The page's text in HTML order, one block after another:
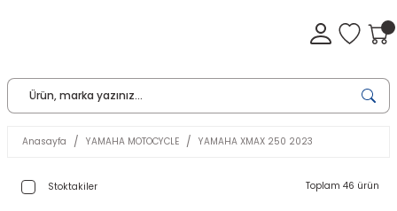
Anasayfa YAMAHA MOTOCYCLE YAMAHA XMAX 250 2023
Stoktakiler Toplam 46 ürün